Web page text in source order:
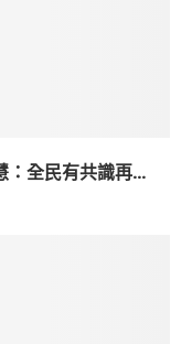
全民有共識再...